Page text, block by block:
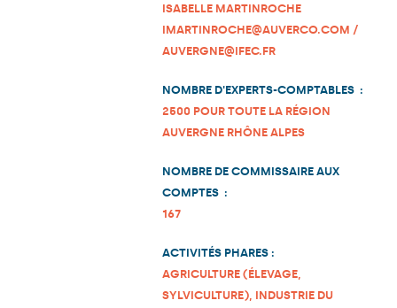
ISABELLE MARTINROCHE
IMARTINROCHE@AUVERCO.COM /
AUVERGNE@IFEC.FR
NOMBRE D'EXPERTS-COMPTABLES :
2500 POUR TOUTE LA RÉGION
AUVERGNE RHÔNE ALPES
NOMBRE DE COMMISSAIRE AUX
COMPTES :
167
ACTIVITÉS PHARES :
AGRICULTURE (ÉLEVAGE,
SYLVICULTURE), INDUSTRIE DU